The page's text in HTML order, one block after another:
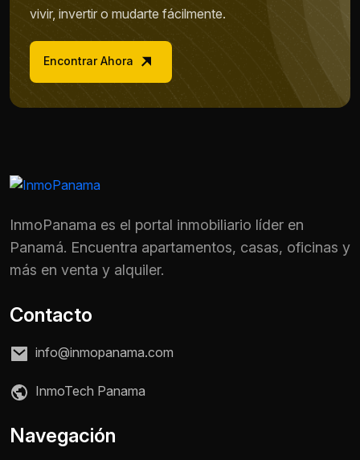
Nombre *
vivir, invertir o mudarte fácilmente.
Encontrar Ahora
InmoPanama es el portal inmobiliario líder en
Panamá. Encuentra apartamentos, casas, oficinas y
más en venta y alquiler.
Contacto
info@inmopanama.com
InmoTech Panama
Navegación